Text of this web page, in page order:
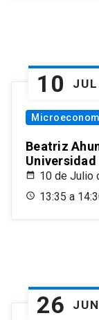
10 JUL
Beatriz
10 de Julio
13:35 a
26 JUN